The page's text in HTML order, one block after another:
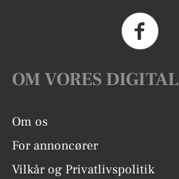
OM VORES DIGITAL
Om os
For annoncører
Vilkår og Privatlivspolitik